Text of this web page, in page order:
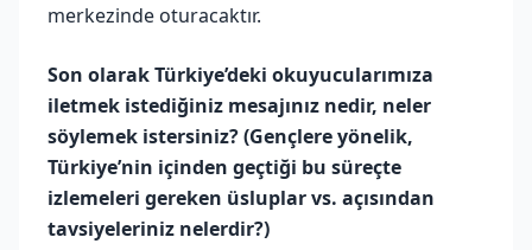
merkezinde oturacaktır.
Son olarak Türkiye’deki okuyucularımıza
iletmek istediğiniz mesajınız nedir, neler
söylemek istersiniz? (Gençlere yönelik,
Türkiye’nin içinden geçtiği bu süreçte
izlemeleri gereken üsluplar vs. açısından
tavsiyeleriniz nelerdir?)